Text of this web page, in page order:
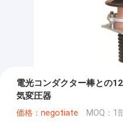
電光コンダクター棒との
気変圧器
価格：negotiate MOQ：1